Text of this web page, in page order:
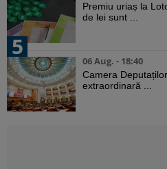
Premiu uriaș la
de lei sunt ...
5
06 Aug. - 18:40
Camera
extraordinară ...